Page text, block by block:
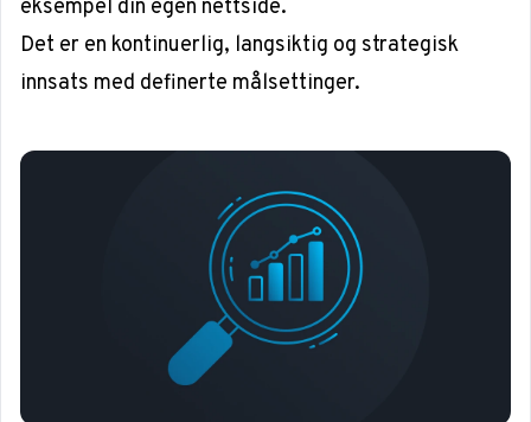
eksempel din egen nettside.
Det er en kontinuerlig, langsiktig og strategisk
innsats med definerte målsettinger.